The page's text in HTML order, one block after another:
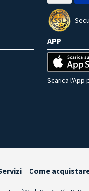
APP
Scarica l'App
Come